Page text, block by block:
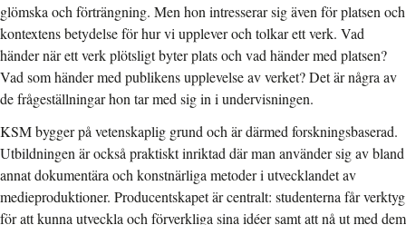
glömska och förträngning. Men hon intresserar sig även för platsen och
kontextens betydelse för hur vi upplever och tolkar ett verk. Vad
händer när ett verk plötsligt byter plats och vad händer med platsen?
Vad som händer med publikens upplevelse av verket? Det är några av
de frågeställningar hon tar med sig in i undervisningen.
KSM bygger på vetenskaplig grund och är därmed forskningsbaserad.
Utbildningen är också praktiskt inriktad där man använder sig av bland
annat dokumentära och konstnärliga metoder i utvecklandet av
medieproduktioner. Producentskapet är centralt: studenterna får verktyg
för att kunna utveckla och förverkliga sina idéer samt att nå ut med dem